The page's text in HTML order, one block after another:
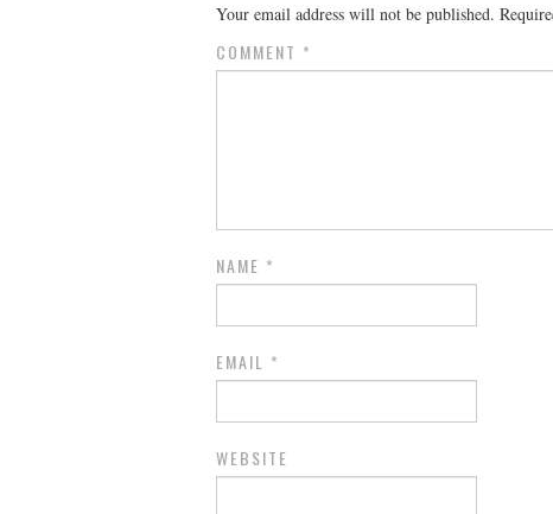
Your email address will not be published.
COMMENT *
NAME *
EMAIL *
WEBSITE